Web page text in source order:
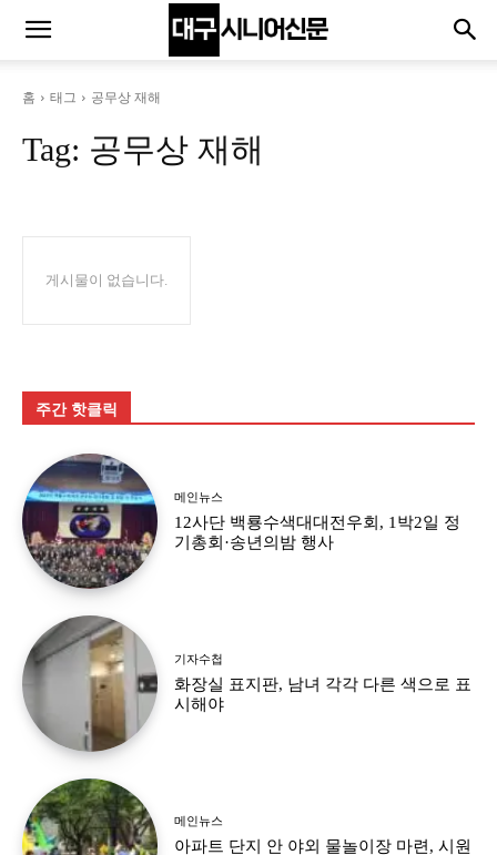
홈 태그 공무상 재해
Tag: 공무상 재해
게시물이 없습니다.
주간 핫클릭
메인뉴스
12사단 백룡수색대대전우회, 1박2일 정
기총회·송년의밤 행사
기자수첩
화장실 표지판, 남녀 각각 다른 색으로 표
시해야
메인뉴스
아파트 단지 안 야외 물놀이장 마련, 시원